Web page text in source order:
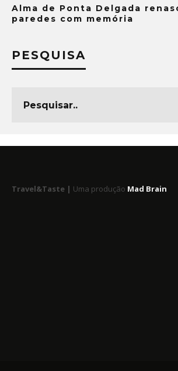
Alma de Ponta Delgada
paredes com memória
PESQUISA
Travel&Taste | Uma produção Mad Brain